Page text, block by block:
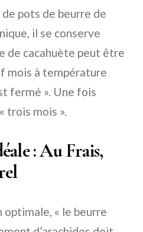
pots de beurre de
il se conserve
de cacahuète peut être
mois à température
fermé ». Une fois
trois mois ».
: Au Frais,
optimale, « le beurre